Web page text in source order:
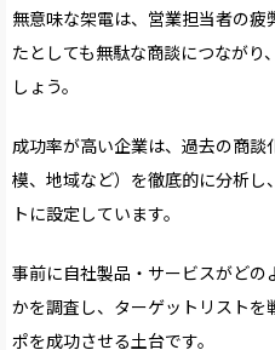
無意味な架電は、営業担当者の
たとしても無駄な商談につながり
しょう。
成功率が高い企業は、過去の商
模、地域など）を徹底的に分析し
トに設定しています。
事前に自社製品・サービスがどの
かを調査し、ターゲットリストを
ポを成功させる土台です。